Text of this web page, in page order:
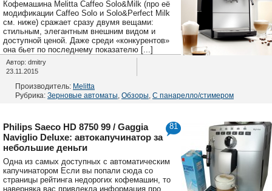
Кофемашина Melitta Caffeo Solo&Milk (про её
модификации Caffeo Solo и Solo&Perfect Milk
см. ниже) сражает сразу двумя вещами:
стильным, элегантным внешним видом и
доступной ценой. Даже среди «конкурентов»
она бьет по последнему показателю [...]
Автор: dmitry
23.11.2015
Производитель: Melitta
Рубрика: Зерновые автоматы Обзоры С панарелло/стимером
81
Philips Saeco HD 8750 99 / Gaggia
Naviglio Deluxe: автокапучинатор за
небольшие деньги
Одна из самых доступных с автоматическим
капучинатором Если вы попали сюда со
страницы рейтинга недорогих кофемашин, то
наверняка вас привлекла информация про